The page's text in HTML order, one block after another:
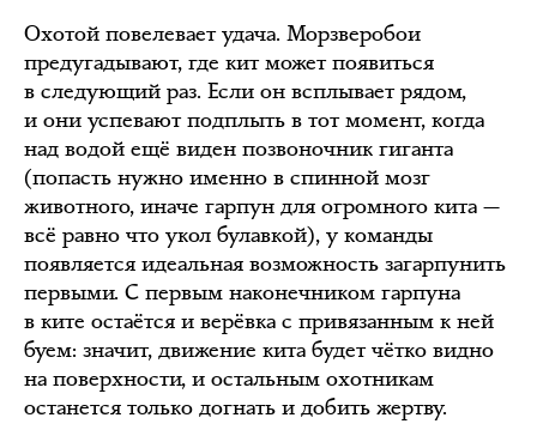
Охотой повелевает удача. Морзверобои
предугадывают, где кит может появиться
в следующий раз. Если он всплывает рядом,
и они успевают подплыть в тот момент, когда
над водой ещё виден позвоночник гиганта
(попасть нужно именно в спинной мозг
животного, иначе гарпун для огромного кита —
всё равно что укол булавкой), у команды
появляется идеальная возможность загарпунить
первыми. С первым наконечником гарпуна
в ките остаётся и верёвка с привязанным к ней
буем: значит, движение кита будет чётко видно
на поверхности, и остальным охотникам
останется только догнать и добить жертву.